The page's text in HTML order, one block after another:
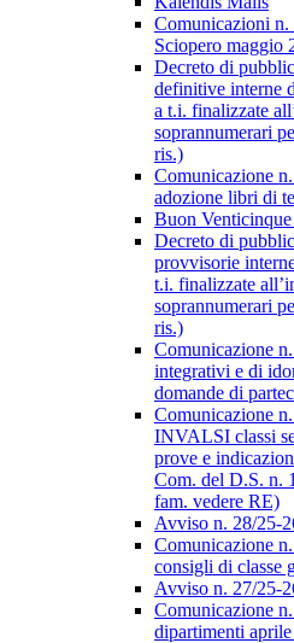
Comunicazioni n.
Sciopero maggio
Decreto di
definitive interne
a t.i. finalizzate
soprannumerari
ris.)
Comunicazione
adozione libri di
Buon
Decreto di
provvisorie
t.i. finalizzate
soprannumerari
ris.)
Comunicazione
integrativi e di
domande di
Comunicazione
INVALSI classi
prove e
Com. del D.S. n.
fam. vedere RE)
Avviso n. 28/25-
Comunicazione
consigli di classe
Avviso n. 27/25-
Comunicazione
dipartimenti